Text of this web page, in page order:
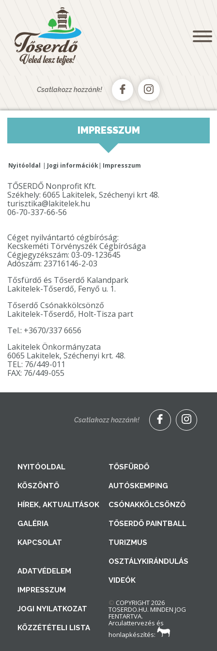
NYITÓOLDAL
KÖSZÖNTŐ
HÍREK, AKTUALITÁSOK
GALÉRIA
CSÓNAKKÖLCSÖNZŐ
TURIZMUS
TŐSERDŐ
SZÁLLÁSAINK
TŐSERDŐ
TŐSFÜRDŐ FAHÁZ-
APARTMAN
KISFALUDY PROGRAM
KONTYVIRÁG TANÖSVÉNY
TŐSERDŐ TÚRÁK
ÖKOTURISZTIKAI
KÖZPONT
TŐSERDŐ
TERÜLETBÉRLET
OSZTÁLYKIRÁNDULÁS
Csatlakozz hozzánk!
IMPRESSZUM
Nyitóoldal Jogi információk Impresszum
TŐSERDŐ Nonprofit Kft.
Székhely: 6065 Lakitelek, Széchenyi krt 48.
turisztika@lakitelek.hu
06-70-337-66-56
Céget nyilvántartó cégbíróság:
Kecskeméti Törvényszék Cégbírósága
Cégjegyzékszám: 03-09-123645
Adószám: 23716146-2-03
Tősfürdő és Tőserdő Kalandpark
Lakitelek-Tőserdő, Fenyő u. 1.
Tőserdő Csónakkölcsönző
Lakitelek-Tőserdő, Holt-Tisza part
Tel.: +3670/337 6656
Lakitelek Önkormányzata
6065 Lakitelek, Széchenyi krt. 48.
TEL: 76/449-011
FAX: 76/449-055
NYITÓOLDAL
KÖSZÖNTŐ
HÍREK, AKTUALITÁSOK
GALÉRIA
KAPCSOLAT
ADATVÉDELEM
IMPRESSZUM
JOGI NYILATKOZAT
KÖZZÉTÉTELI LISTA
TŐSFÜRDŐ
AUTÓSKEMPING
CSÓNAKKÖLCSÖNZŐ
TŐSERDŐ PAINTBALL
TURIZMUS
OSZTÁLYKIRÁNDULÁS
VIDEÓK
© COPYRIGHT 2026
TOSERDO.HU. MINDEN JOG
FENTARTVA.
Arculattervezés és
honlapkészítés:
Csatlakozz hozzánk!